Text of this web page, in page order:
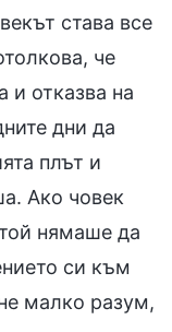
става все
че
и отказва на
дни да
плът и
Ако човек
нямаше да
си към
малко разум,